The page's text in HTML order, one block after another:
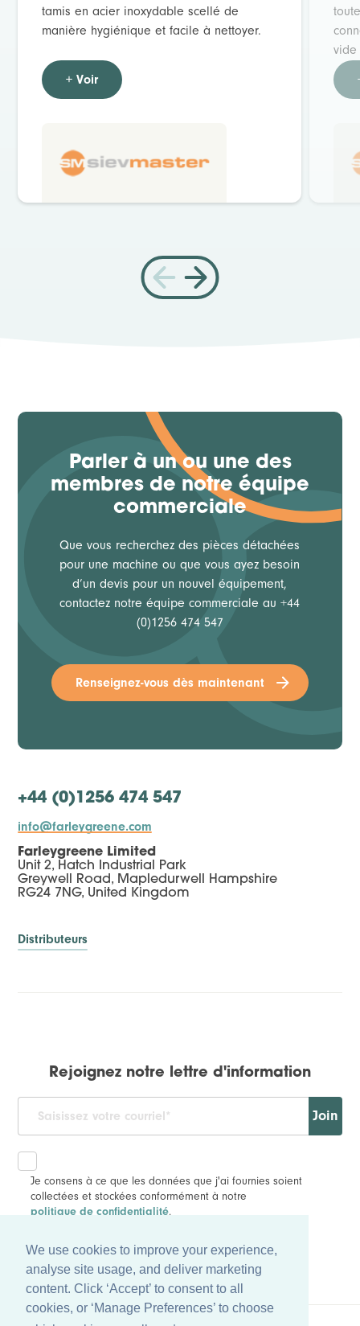
We use cookies to improve your experience,
analyse site usage, and deliver marketing
content. Click ‘Accept’ to consent to all
cookies, or ‘Manage Preferences’ to choose
tamis en acier inoxydable scellé de
manière hygiénique et facile à nettoyer.
+ Voir
vide
Parler à un ou une des
membres de notre équipe
commerciale
Que vous recherchez des pièces détachées
pour une machine ou que vous ayez besoin
d’un devis pour un nouvel équipement,
contactez notre équipe commerciale au +44
(0)1256 474 547
Renseignez-vous dès maintenant
+44 (0)1256 474 547
info@farleygreene.com
Farleygreene Limited
Unit 2, Hatch Industrial Park
Greywell Road, Mapledurwell Hampshire
RG24 7NG, United Kingdom
Distributeurs
Rejoignez notre lettre d'information
Join
Je consens à ce que les données que j'ai fournies soient
collectées et stockées conformément à notre
politique de confidentialité.